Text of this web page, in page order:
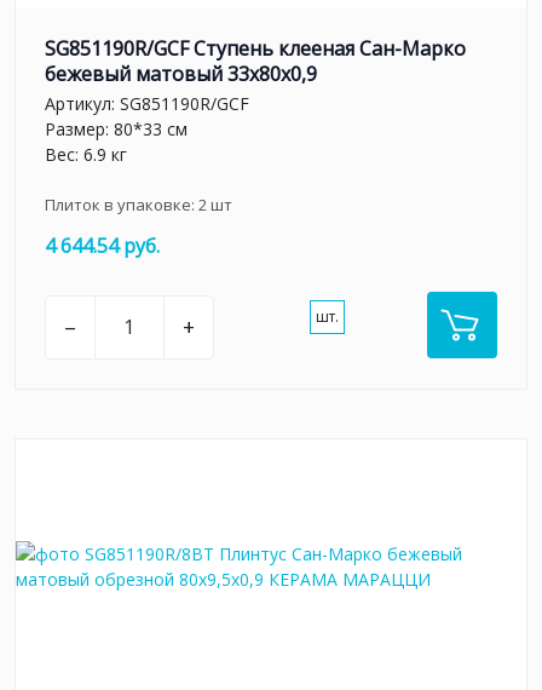
SG851190R/GCF Ступень клееная Сан-Марко
бежевый матовый 33x80x0,9
Артикул: SG851190R/GCF
Размер: 80*33 см
Вес: 6.9 кг
Плиток в упаковке: 2шт
4 644.54 руб.
– + шт.